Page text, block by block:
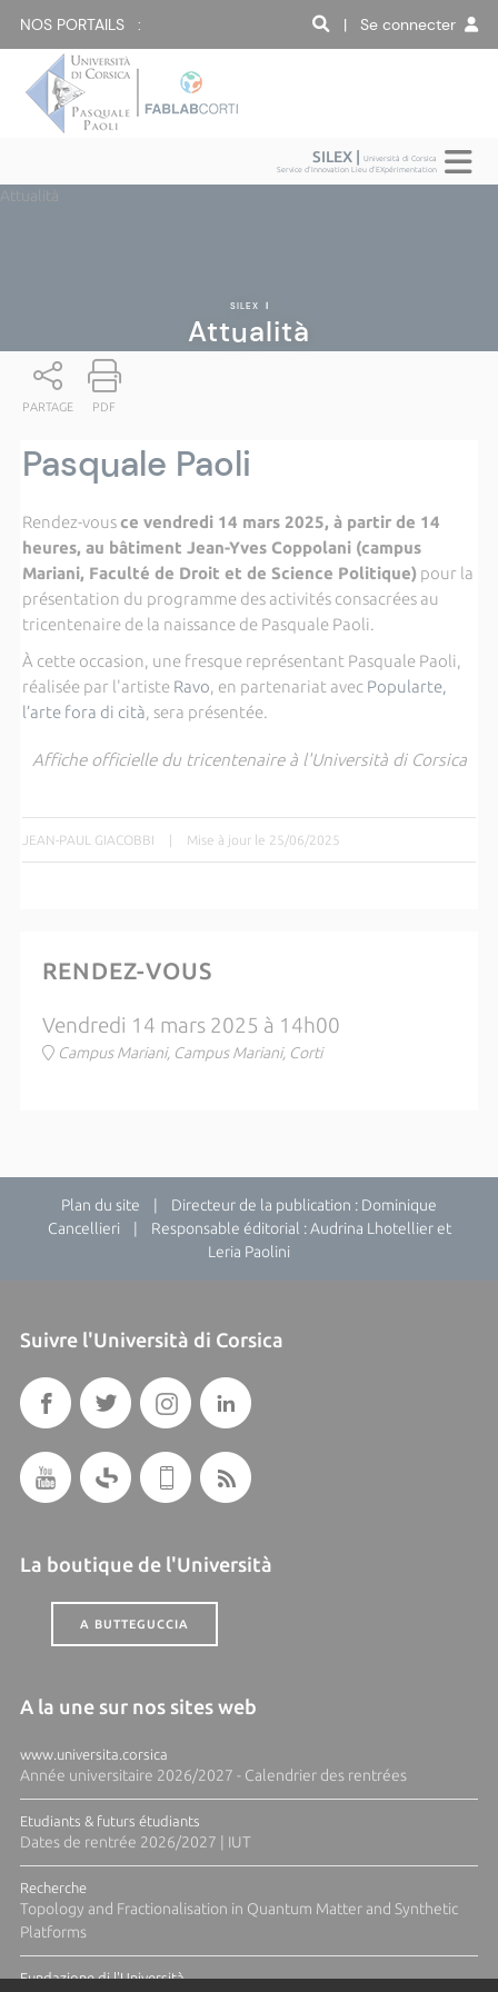
NOS PORTAILS : | Se connecter
SILEX |Università di Corsica
Service d'Innovation Lieu d'EXpérimentation
Attualità
SILEX |
Attualità
PARTAGE PDF
Pasquale Paoli
Rendez-vousce vendredi 14 mars 2025, à partir de 14
heures, au bâtiment Jean-Yves Coppolani (campus
Mariani, Faculté de Droit et de Science Politique)pour la
présentation du programme des activités consacrées au
tricentenaire de la naissance de Pasquale Paoli.
À cette occasion, une fresque représentant Pasquale Paoli,
réalisée par l'artiste Ravo, en partenariat avec Popularte,
l’arte fora di cità, sera présentée.
Affiche officielle du tricentenaire à l'Università di Corsica
JEAN-PAUL GIACOBBI | Mise à jour le 25/06/2025
RENDEZ-VOUS
Vendredi 14 mars 2025 à 14h00
Campus Mariani, Campus Mariani, Corti
Plan du site | Directeur de la publication : Dominique
Cancellieri | Responsable éditorial : Audrina Lhotellier et
Leria Paolini
Suivre l'Università di Corsica
La boutique de l'Università
A BUTTEGUCCIA
A la une sur nos sites web
www.universita.corsica
Année universitaire 2026/2027 - Calendrier des rentrées
Etudiants & futurs étudiants
Dates de rentrée 2026/2027 | IUT
Recherche
Topology and Fractionalisation in Quantum Matter and Synthetic
Platforms
Fundazione di l'Università